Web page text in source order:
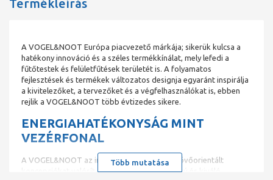
Termékleírás
A VOGEL&NOOT Európa piacvezető márkája; sikerük kulcsa a
hatékony innováció és a széles termékkínálat, mely lefedi a
fűtőtestek és felületfűtések területét is. A folyamatos
fejlesztések és termékek változatos designja egyaránt inspirálja
a kivitelezőket, a tervezőket és a végfelhasználókat is, ebben
rejlik a VOGEL&NOOT több évtizedes sikere.
ENERGIAHATÉKONYSÁG MINT
VEZÉRFONAL
A VOGEL&NOOT az innováció úttörőjeként jövőorientált
koncepciókat valósít meg, hatékony hőleadású és kiváló
Több mutatása